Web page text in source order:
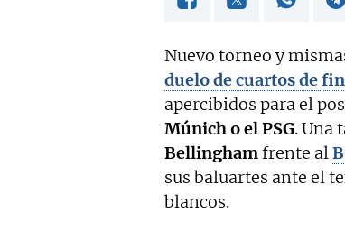
Nuevo torneo y
duelo de cuartos de
apercibidos para el
Múnich o el PSG. Una
Bellinghamfrente al
sus baluartes ante el
blancos.